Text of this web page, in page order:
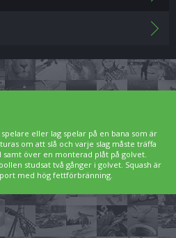
eller lag spelar på en bana som är
om att slå och varje slag måste träffa
samt över en monterad plåt på golvet.
studsat två gånger i golvet. Squash är
med hög fettförbränning.